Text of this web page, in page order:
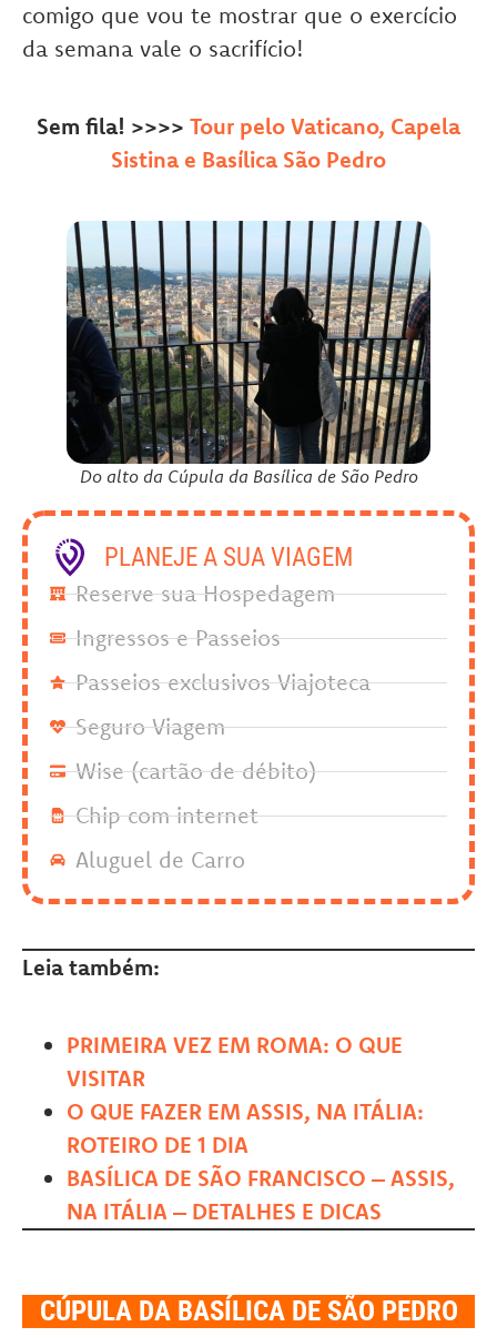
comigo que vou te mostrar que o exercício
da semana vale o sacrifício!
Sem fila! >>>> Tour pelo Vaticano, Capela
Sistina e Basílica São Pedro
Do alto da Cúpula da Basílica de São Pedro
PLANEJE A SUA VIAGEM
Reserve sua Hospedagem
Ingressos e Passeios
Passeios exclusivos Viajoteca
Seguro Viagem
Wise (cartão de débito)
Chip com internet
Aluguel de Carro
Leia também:
PRIMEIRA VEZ EM ROMA: O QUE
VISITAR
O QUE FAZER EM ASSIS, NA ITÁLIA:
ROTEIRO DE 1 DIA
BASÍLICA DE SÃO FRANCISCO – ASSIS,
NA ITÁLIA – DETALHES E DICAS
CÚPULA DA BASÍLICA DE SÃO PEDRO